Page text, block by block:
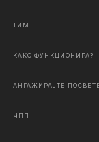
ТИМ
КАКО ФУНКЦИОНИРА?
АНГАЖИРАЈТЕ
ЧПП